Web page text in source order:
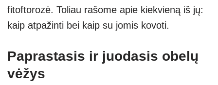
fitoftorozė. Toliau rašome apie kiekvieną iš jų:
kaip atpažinti bei kaip su jomis kovoti.
Paprastasis ir juodasis obelų
vėžys